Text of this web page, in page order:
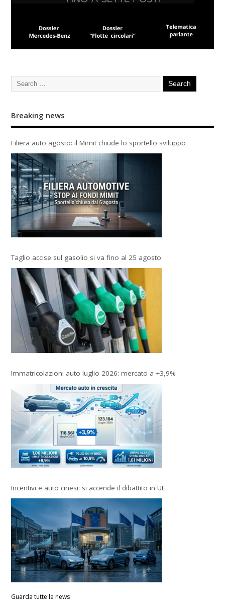
Breaking news
Filiera auto agosto: il Mimit chiude lo sportello sviluppo
Taglio accise sul gasolio si va fino al 25 agosto
Immatricolazioni auto luglio 2026: mercato a +3,9%
Incentivi e auto cinesi: si accende il dibattito in UE
Guarda tutte le news